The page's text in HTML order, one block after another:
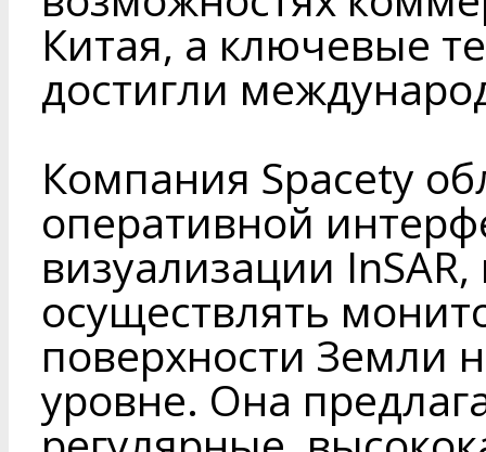
Китая, а ключевые
достигли
Компания Spacety
оперативной
визуализации
осуществлять
поверхности Земли
уровне. Она